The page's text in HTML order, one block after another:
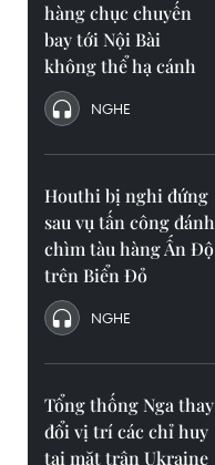
hàng chục chuyến
bay tới Nội Bài
không thể hạ cánh
NGHE
Houthi bị nghi đứng
sau vụ tấn công đánh
chìm tàu hàng Ấn Độ
trên Biển Đỏ
NGHE
Tổng thống Nga thay
đổi vị trí các chỉ huy
tại mặt trận Ukraine